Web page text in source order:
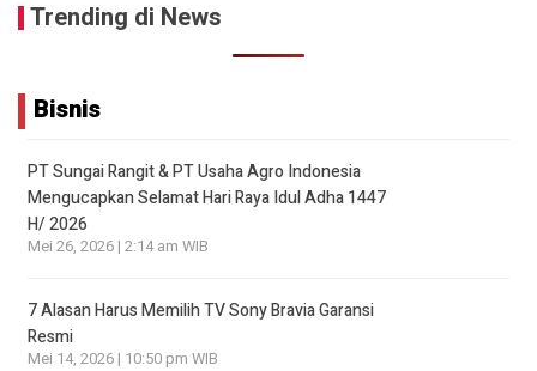
Trending di News
Bisnis
PT Sungai Rangit & PT Usaha Agro Indonesia
Mengucapkan Selamat Hari Raya Idul Adha 1447
H/ 2026
Mei 26, 2026 | 2:14 am WIB
7 Alasan Harus Memilih TV Sony Bravia Garansi
Resmi
Mei 14, 2026 | 10:50 pm WIB